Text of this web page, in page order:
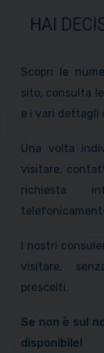
HAI
Scopri le
sito, consulta
e i vari dettagli
Una volta
visitare,
richiesta
I nostri
visitare,
prescelti.
Se non è sul
disponibile!